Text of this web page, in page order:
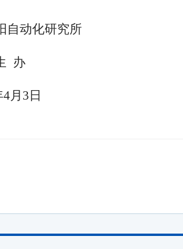
自动化研究所
办
4月 3 日